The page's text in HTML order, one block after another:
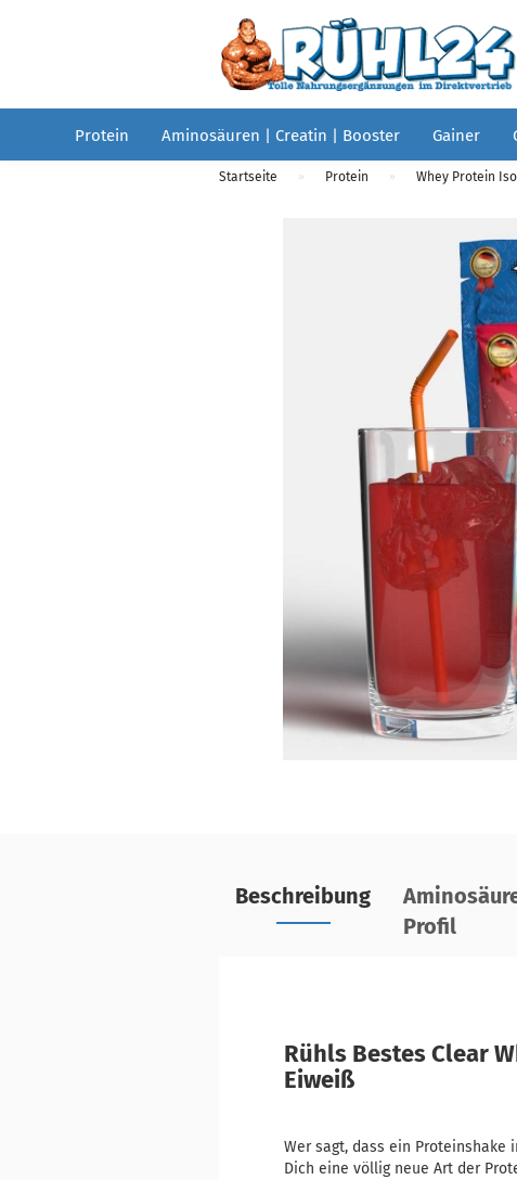
Protein Aminosäuren | Creatin | Booster Gainer
Startseite » Protein » Whey Protein
Beschreibung
Profil
Rühls Bestes Clear
Eiweiß
Wer sagt, dass ein Proteinshake
Dich eine völlig neue Art der